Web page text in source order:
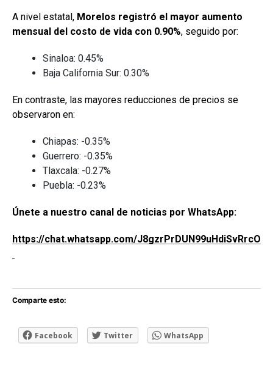
A nivel estatal, Morelos registró el mayor aumento
mensual del costo de vida con 0.90%, seguido por:
Sinaloa: 0.45%
Baja California Sur: 0.30%
En contraste, las mayores reducciones de precios se
observaron en:
Chiapas: -0.35%
Guerrero: -0.35%
Tlaxcala: -0.27%
Puebla: -0.23%
Únete a nuestro canal de noticias por WhatsApp:
https://chat.whatsapp.com/J8gzrPrDUN99uHdiSvRrcO
Comparte esto:
Facebook Twitter WhatsApp